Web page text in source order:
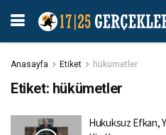
Anasayfa Etiket hükümetler
Etiket: hükümetler
Hukuksuz Efkan,